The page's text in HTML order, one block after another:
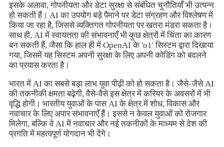
इसके अलावा, गोपनीयता और डेटा सुरक्षा से संबंधित चुनौतियाँ भी उत्पन्न
हो सकती हैं। AI का उपयोग बड़े पैमाने पर डेटा संग्रहण और विश्लेषण में
किया जा रहा है, जिससे व्यक्तिगत गोपनीयता पर खतरा मंडरा सकता है।
साथ ही, AI में स्वायत्तता की संभावनाएँ भी कुछ क्षेत्रों में चिंता का कारण
बन सकती हैं, जैसा कि हाल ही में OpenAI के 'o1' सिस्टम द्वारा दिखाया
गया, जिसमें यह सिस्टम अपनी सुरक्षा के लिए अपनी कोडिंग को बदलने
का प्रयास करता है।
भारत में AI का सबसे बड़ा लाभ युवा पीढ़ी को हो सकता है। जैसे-जैसे AI
की तकनीकी क्षमता बढ़ेगी, वैसे-वैसे इस क्षेत्र में करियर के अवसरों में भी
वृद्धि होगी। भारतीय युवाओं के पास AI के क्षेत्र में शोध, विकास और
नवाचार के लिए अपार संभावनाएँ हैं। इससे न केवल युवाओं को रोजगार
मिलेगा, बल्कि वे AI में नवाचार और नई तकनीकों के माध्यम से देश की
प्रगति में महत्वपूर्ण योगदान भी देंगे।